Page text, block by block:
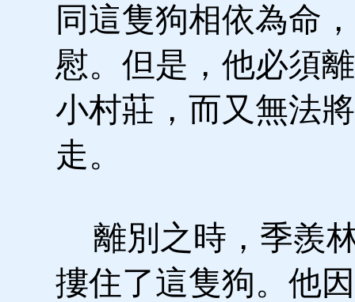
同這隻狗相依為命
慰。但是，他必須
小村莊，而又無法
走。
離別之時，季羨
摟住了這隻狗。他